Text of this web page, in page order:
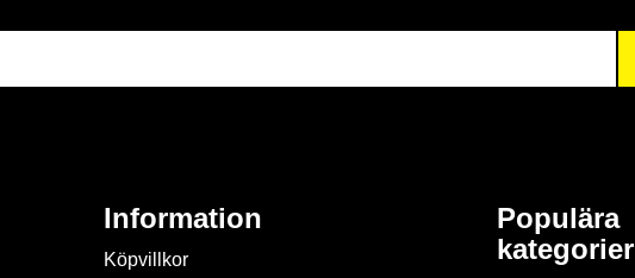
Information
Köpvillkor
Populära
kategorier